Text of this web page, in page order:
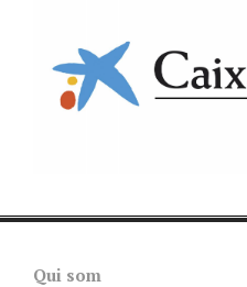
Qui som